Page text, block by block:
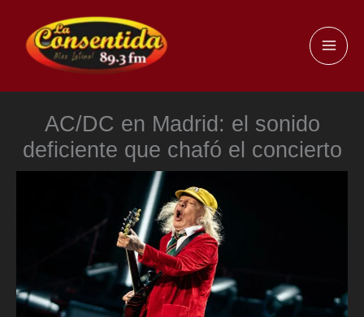
contenido
AC/DC en Madrid: el sonido
deficiente que chafó el concierto